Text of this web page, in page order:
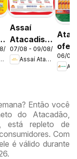
2026
Assaí
Atacadista
ofertas -
DF
07/08 - 09/08/2026
Assaí Atacadista
DF
06/08
Então você
do Atacadão,
está repleto de
Com
é válido durante